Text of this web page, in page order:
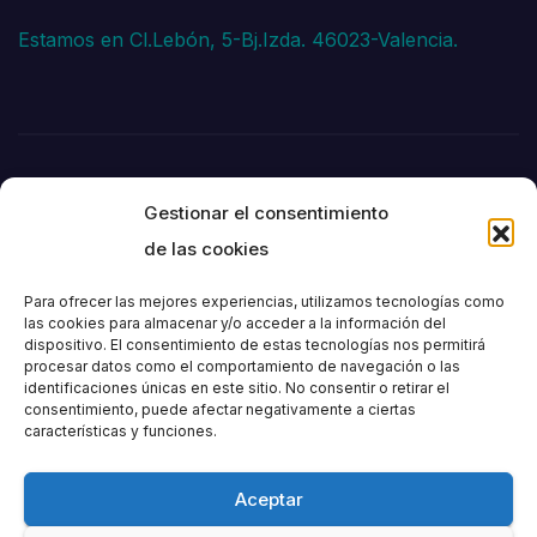
Gestionar el consentimiento
de las cookies
Para ofrecer las mejores experiencias, utilizamos tecnologías como
las cookies para almacenar y/o acceder a la información del
dispositivo. El consentimiento de estas tecnologías nos permitirá
procesar datos como el comportamiento de navegación o las
identificaciones únicas en este sitio. No consentir o retirar el
consentimiento, puede afectar negativamente a ciertas
características y funciones.
Aceptar
Estamos en Cl.Lebón, 5-Bj.Izda. 46023-Valencia.
Societat
Excursionista de
València